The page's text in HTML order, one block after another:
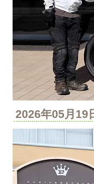
2026年05月